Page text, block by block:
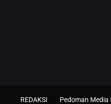
REDAKSI Pedoman Media